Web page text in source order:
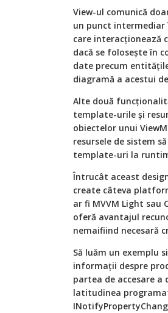
View-ul comunică
un punct intermediar
care interacționează
dacă se folosește în
date precum
diagramă a acestui
Alte două
template-urile și
obiectelor unui
resursele de sistem
template-uri la
Întrucât aceast
create câteva
ar fi MVVM Light sau
oferă avantajul
nemaifiind necesară
Să luăm un exemplu
informații despre
partea de accesare a
latitudinea